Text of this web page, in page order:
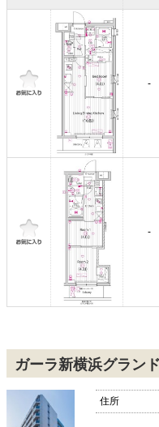
-
-
ガーラ新横浜グラン
住所